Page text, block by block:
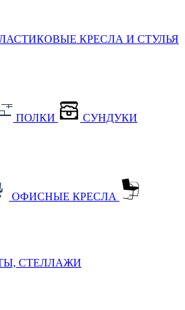
КРЕСЛА И СТУЛЬЯ
ПОЛКИ СУНДУКИ
ОФИСНЫЕ КРЕСЛА
СТЕЛЛАЖИ